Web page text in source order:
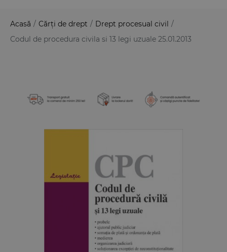
Acasă / Cărți de drept / Drept procesual civil /
Codul de procedura civila si 13 legi uzuale 25.01.2013